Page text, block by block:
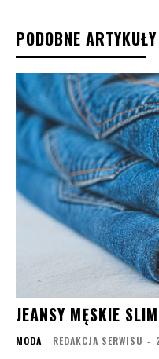
PODOBNE ARTYKUŁY
JEANSY MĘSKIE
MODA REDAKCJA SERWISU -